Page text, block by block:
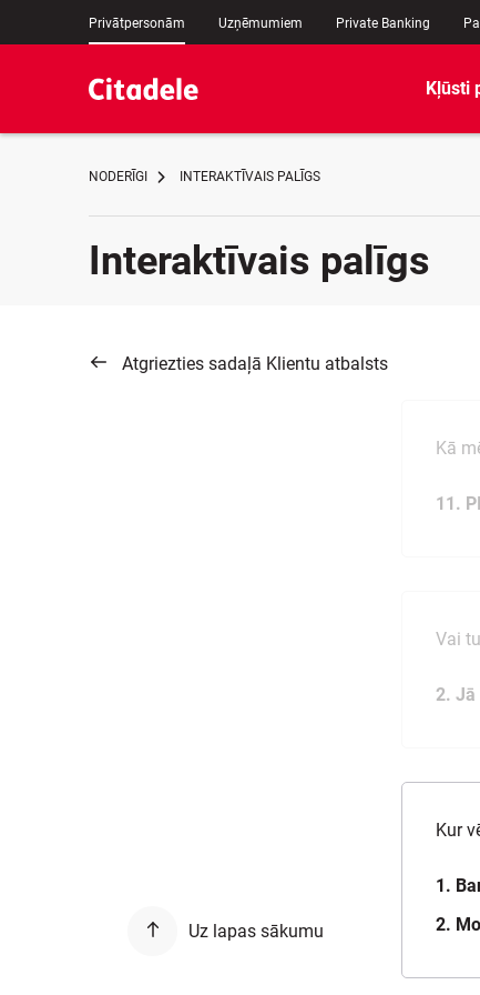
Privātpersonām Uzņēmumiem Private Banking
Kļūsti
NODERĪGI INTERAKTĪVAIS PALĪGS
Interaktīvais palīgs
Atgriezties sadaļā Klientu atbalsts
Kā
11.
Vai
2. Jā
Kur
1.
2.
Uz lapas sākumu